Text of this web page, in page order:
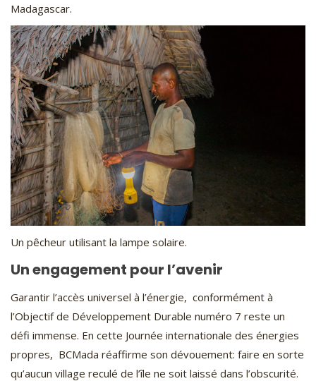
Madagascar.
Un pêcheur utilisant la lampe solaire.
Un engagement pour l’avenir
Garantir l’accès universel à l’énergie, conformément à
l’Objectif de Développement Durable numéro 7 reste un
défi immense. En cette Journée internationale des énergies
propres, BCMada réaffirme son dévouement: faire en sorte
qu’aucun village reculé de l’île ne soit laissé dans l’obscurité.